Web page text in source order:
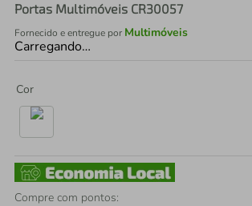
Portas Multimóveis CR30057
Fornecido e entregue por Multimóveis
Carregando…
Cor
Compre com pontos: